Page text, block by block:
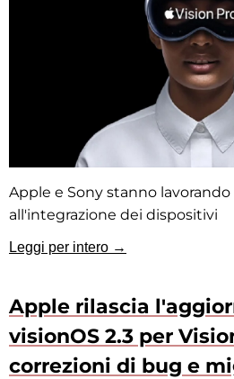
Apple e Sony stanno
all'integrazione dei dispositivi
Leggi per intero →
Apple rilascia
visionOS 2.3 per
correzioni di bug e